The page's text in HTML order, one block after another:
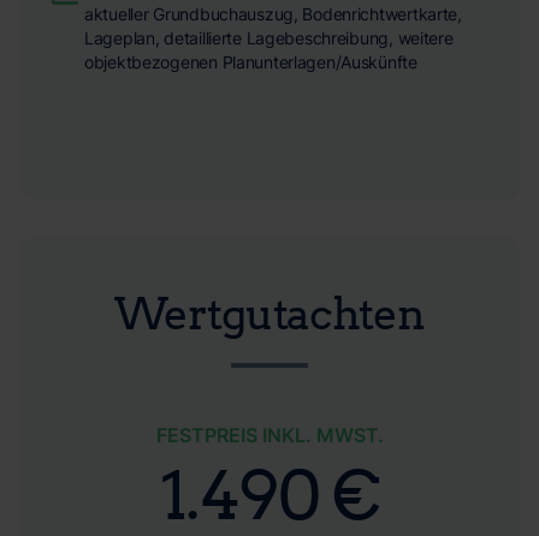
Wertgutachten
FESTPREIS INKL. MWST.
1.490 €
aktueller Grundbuchauszug, Bodenrichtwertkarte,
Lageplan, detaillierte Lagebeschreibung, weitere
objektbezogenen Planunterlagen/Auskünfte